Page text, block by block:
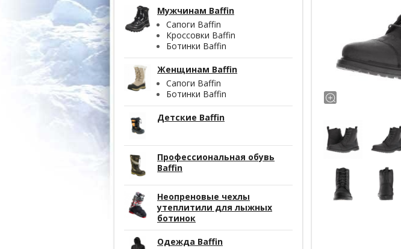
Мужчинам Baffin
Сапоги Baffin
Кроссовки Baffin
Ботинки Baffin
Женщинам Baffin
Сапоги Baffin
Ботинки Baffin
Детские Baffin
Профессиональная обувь
Baffin
Неопреновые чехлы
утеплитили для лыжных
ботинок
Одежда Baffin